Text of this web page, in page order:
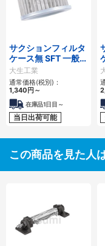
サクションフィルタ
ケース無 SFT 一般作
動油用
大生工業
通常価格(税別)：
1,340円～
在庫品1日目～
当日出荷可能
この商品を見た人